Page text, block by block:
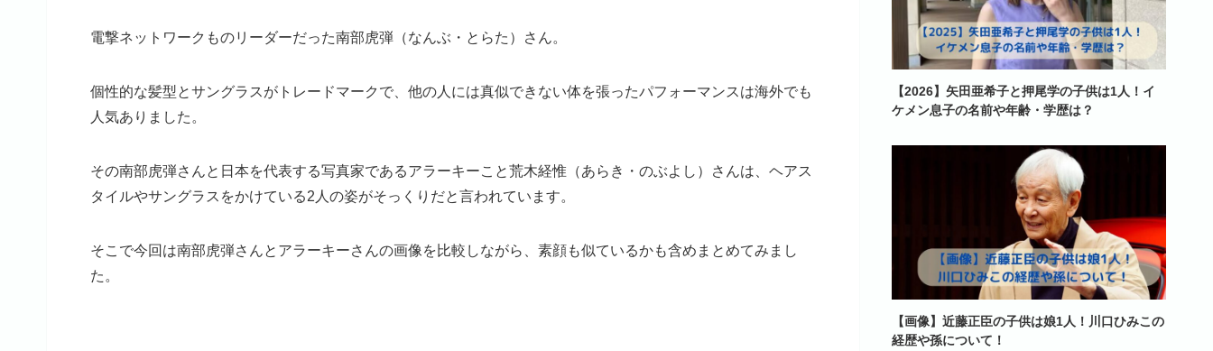
電撃ネットワークものリーダーだった南部虎弾（なんぶ・とらた）さん。
個性的な髪型とサングラスがトレードマークで、他の人には真似できない体を張ったパフォーマンスは海外でも
人気ありました。
その南部虎弾さんと日本を代表する写真家であるアラーキーこと荒木経惟（あらき・のぶよし）さんは、ヘアス
タイルやサングラスをかけている2人の姿がそっくりだと言われています。
そこで今回は南部虎弾さんとアラーキーさんの画像を比較しながら、素顔も似ているかも含めまとめてみまし
た。
【2026】矢田亜希子と押尾学の子供は1人！イ
ケメン息子の名前や年齢・学歴は？
【画像】近藤正臣の子供は娘1人！川口ひみこの
経歴や孫について！